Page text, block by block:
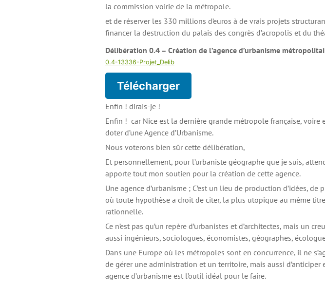
la commission voirie de la métropole.
et de réserver les 330 millions d’euros à de vrais projets
financer la destruction du palais des congrès d’acropolis et du
Délibération 0.4 – Création de l’agence d’urbanisme
0.4-13336-Projet_Delib
Télécharger
Enfin ! dirais-je !
Enfin ! car Nice est la dernière grande métropole française, voire
doter d’une Agence d’Urbanisme.
Nous voterons bien sûr cette délibération,
Et personnellement, pour l’urbaniste géographe que je suis,
apporte tout mon soutien pour la création de cette agence.
Une agence d’urbanisme ; C’est un lieu de production d’idées, de
où toute hypothèse a droit de citer, la plus utopique au même
rationnelle.
Ce n’est pas qu’un repère d’urbanistes et d’architectes, mais un
aussi ingénieurs, sociologues, économistes, géographes,
Dans une Europe où les métropoles sont en concurrence, il ne
de gérer une administration et un territoire, mais aussi d’anticiper
agence d’urbanisme est l’outil idéal pour le faire.